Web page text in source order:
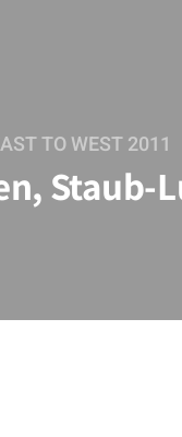
TO WEST 2011
Staub-